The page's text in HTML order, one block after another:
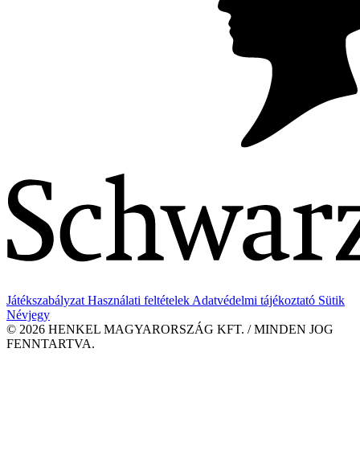
Játékszabályzat Használati feltételek Adatvédelmi tájékoztató Sütik
Névjegy
© 2026 HENKEL MAGYARORSZÁG KFT. / MINDEN JOG
FENNTARTVA.